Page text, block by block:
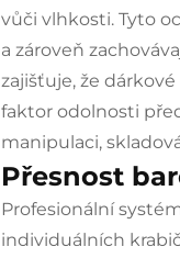
vůči vlhkosti. Tyto
a zároveň
zajišťuje, že
faktor odolnosti
manipulaci,
Přesnost
Profesionální
individuálních